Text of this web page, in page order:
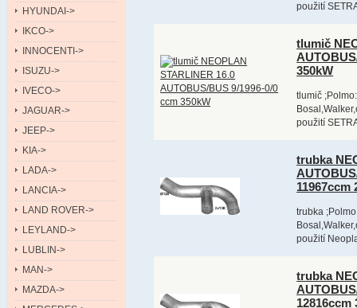
HYUNDAI->
IKCO->
INNOCENTI->
ISUZU->
IVECO->
JAGUAR->
JEEP->
KIA->
LADA->
LANCIA->
LAND ROVER->
LEYLAND->
LUBLIN->
MAN->
MAZDA->
použití
tlumič
350kW
tlumič
použití
trubka
11967ccm
trubka
použití
trubka
12816ccm